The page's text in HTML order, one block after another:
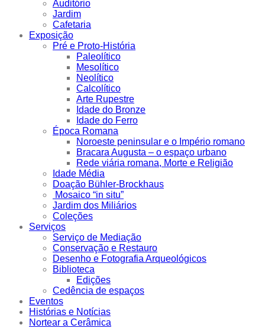
Auditório
Jardim
Cafetaria
Exposição
Pré e Proto-História
Paleolítico
Mesolítico
Neolítico
Calcolítico
Arte Rupestre
Idade do Bronze
Idade do Ferro
Época Romana
Noroeste peninsular e o Império romano
Bracara Augusta – o espaço urbano
Rede viária romana, Morte e Religião
Idade Média
Doação Bühler-Brockhaus
Mosaico “in situ”
Jardim dos Miliários
Coleções
Serviços
Serviço de Mediação
Conservação e Restauro
Desenho e Fotografia Arqueológicos
Biblioteca
Edições
Cedência de espaços
Eventos
Histórias e Notícias
Nortear a Cerâmica